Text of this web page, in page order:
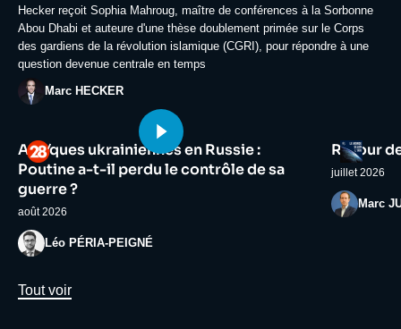
Hecker reçoit Sophia Mahroug, maître de conférences à la Sorbonne
Abou Dhabi et auteure d'une thèse doublement primée sur le Corps
des gardiens de la révolution islamique (CGRI), pour répondre à une
question devenue centrale en temps
PhotoMarc HECKER
Logo
Image
principale
médiatique
Attaques ukrainiennes en Russie :
Poutine a-t-il perdu le contrôle de sa
guerre ?
août 2026
PhotoLéo PÉRIA-PEIGNÉ
Logo
Image
principale
Retour
juillet 2026
PhotoMarc
Lien
Tout voir